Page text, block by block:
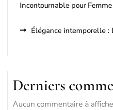
Incontournable pour Femme
Élégance intemporelle
Derniers
Aucun commentaire à